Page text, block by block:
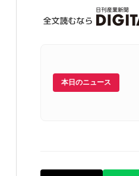
本日のニュース